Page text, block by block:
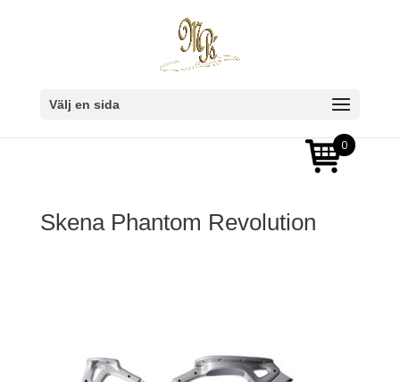
Välj en sida
Skena Phantom Revolution
0